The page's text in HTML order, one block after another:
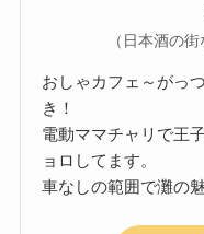
（日本酒の
おしゃカフェ～がっ
き！
電動ママチャリで王
ョロしてます。
車なしの範囲で灘の